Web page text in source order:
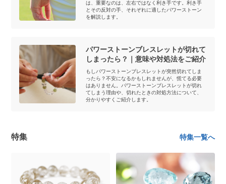
は、重要なのは、左右ではなく利き手です。利き手
とその反対の手、それぞれに適したパワーストーン
を解説します。
パワーストーンブレスレットが切れて
しまったら？｜意味や対処法をご紹介
もしパワーストーンブレスレットが突然切れてしま
ったら？不安になるかもしれませんが、慌てる必要
はありません。パワーストーンブレスレットが切れ
てしまう理由や、切れたときの対処方法について、
分かりやすくご紹介します。
特集 特集一覧へ